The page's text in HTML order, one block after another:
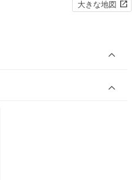
大きな地図